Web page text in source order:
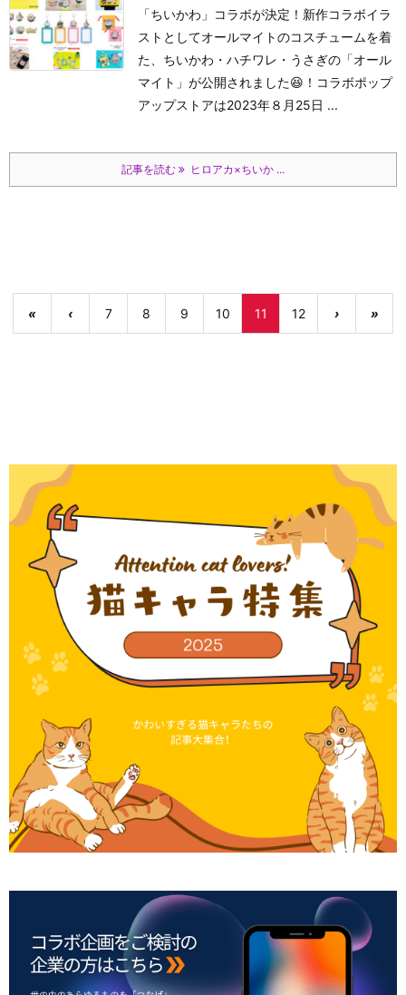
「ちいかわ」コラボが決定！新作コラボイラ
ストとしてオールマイトのコスチュームを着
た、ちいかわ・ハチワレ・うさぎの「オール
マイト」が公開されました😆！コラボポップ
アップストアは2023年８月25日 ...
記事を読む ヒロアカ×ちいか ...
« ‹ 7 8 9 10 11 12 › »